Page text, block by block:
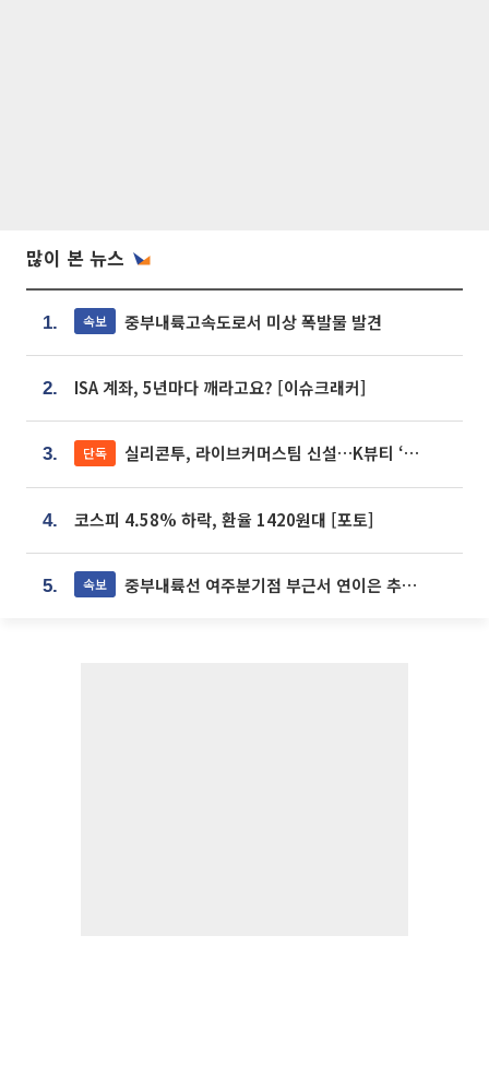
많이 본 뉴스
1. 속보 중부내륙고속도로서 미상 폭발물 발견
2. ISA 계좌, 5년마다 깨라고요? [이슈크래커]
3. 단독 실리콘투, 라이브커머스팀 신설…K뷰티 ‘글로벌 판매망’ 확대[K뷰티 라방戰]
4. 코스피 4.58% 하락, 환율 1420원대 [포토]
5. 속보 중부내륙선 여주분기점 부근서 연이은 추돌사고 발생